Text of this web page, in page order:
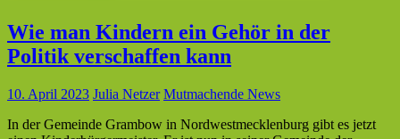
Wie man Kindern ein Gehör in der
Politik verschaffen kann
10. April 2023 Julia Netzer Mutmachende News
In der Gemeinde Grambow in Nordwestmecklenburg gibt es jetzt